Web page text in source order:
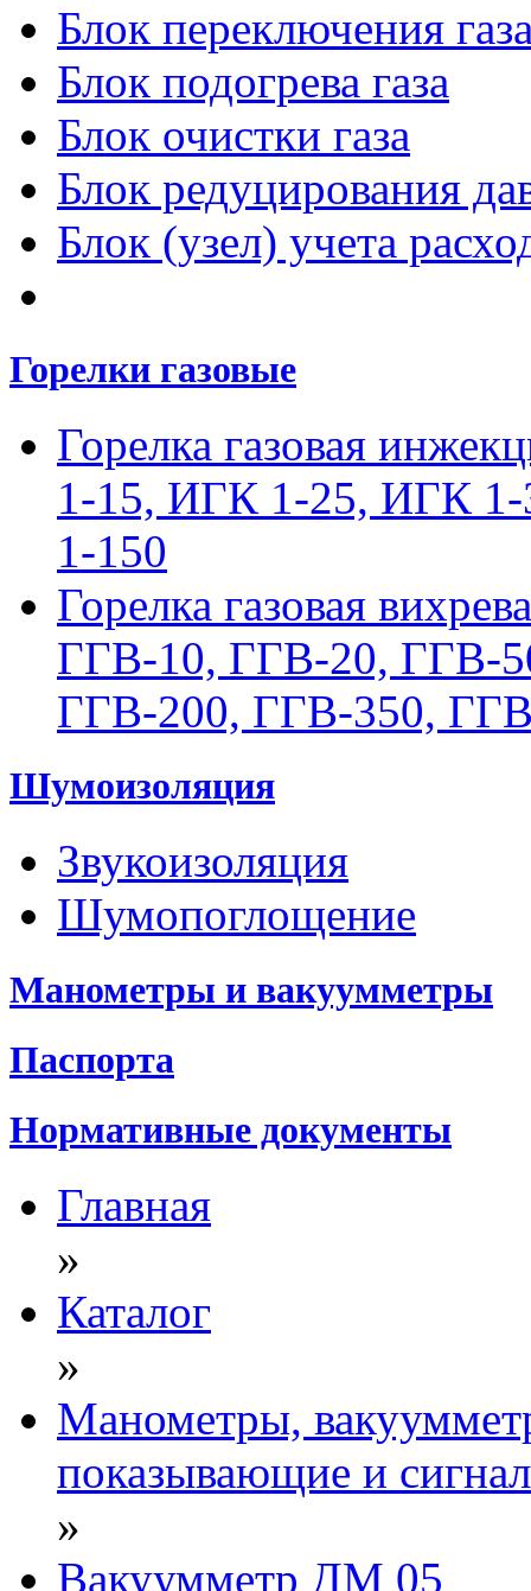
Блок переключения
Блок подогрева газа
Блок очистки газа
Блок редуцирования
Блок (узел) учета
Горелки газовые
Горелка газовая
1-15, ИГК 1-25, ИГК
1-150
Горелка газовая
ГГВ-10, ГГВ-20, ГГВ-
ГГВ-200, ГГВ-350,
Шумоизоляция
Звукоизоляция
Шумопоглощение
Манометры и вакуумметры
Паспорта
Нормативные документы
Главная
»
Каталог
»
Манометры,
показывающие и
»
Вакуумметр ДМ 05